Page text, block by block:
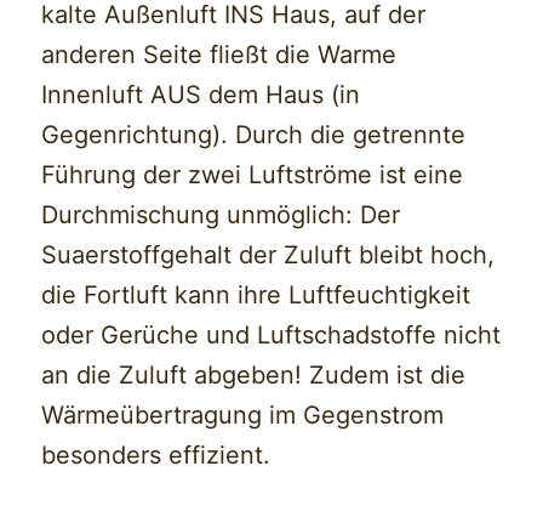
kalte Außenluft INS Haus, auf der
anderen Seite fließt die Warme
Innenluft AUS dem Haus (in
Gegenrichtung). Durch die getrennte
Führung der zwei Luftströme ist eine
Durchmischung unmöglich: Der
Suaerstoffgehalt der Zuluft bleibt hoch,
die Fortluft kann ihre Luftfeuchtigkeit
oder Gerüche und Luftschadstoffe nicht
an die Zuluft abgeben! Zudem ist die
Wärmeübertragung im Gegenstrom
besonders effizient.